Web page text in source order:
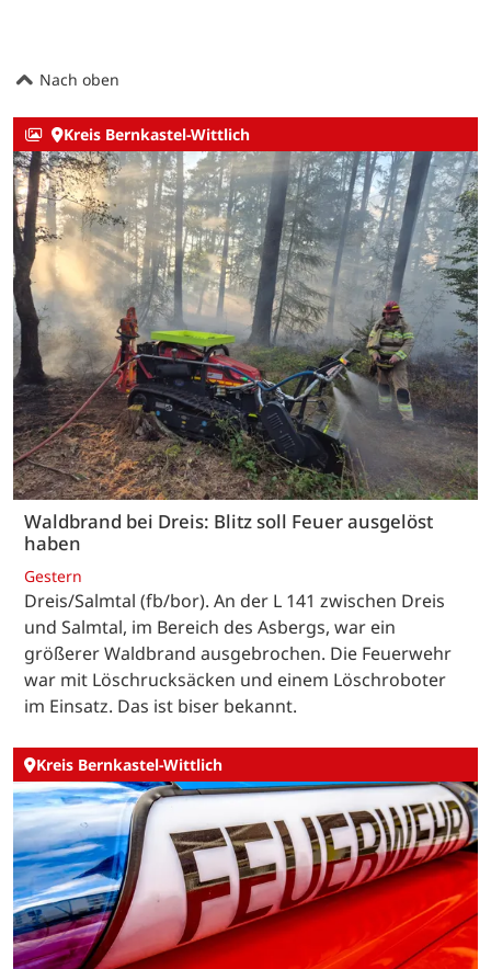
Nach oben
Kreis Bernkastel-Wittlich
Waldbrand bei Dreis: Blitz soll Feuer ausgelöst
haben
Gestern
Dreis/Salmtal (fb/bor). An der L 141 zwischen Dreis
und Salmtal, im Bereich des Asbergs, war ein
größerer Waldbrand ausgebrochen. Die Feuerwehr
war mit Löschrucksäcken und einem Löschroboter
im Einsatz. Das ist biser bekannt.
Kreis Bernkastel-Wittlich